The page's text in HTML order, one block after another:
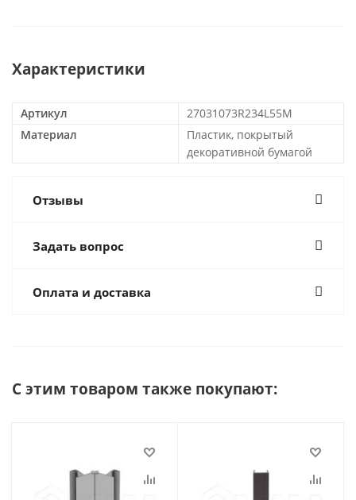
Характеристики
Артикул
27031073R234L55M
Материал
Пластик, покрытый
декоративной бумагой
Отзывы
Задать вопрос
Оплата и доставка
С этим товаром также покупают: